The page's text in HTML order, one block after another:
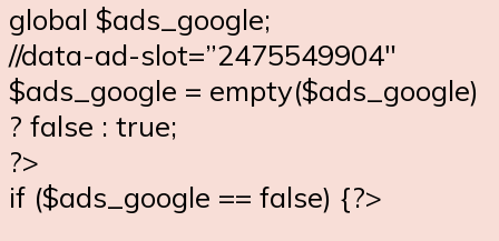
global $ads_google;
//data-ad-slot=”2475549904″
$ads_google = empty($ads_google)
? false : true;
?>
if ($ads_google == false) {?>